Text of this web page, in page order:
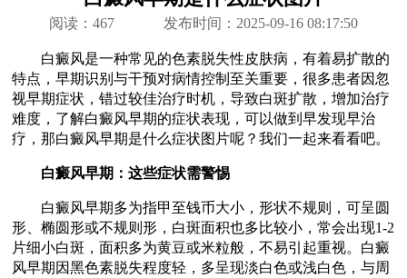
阅读： 467 发布时间：2025-09-16 08:17:50
白癜风是一种常见的色素脱失性皮肤病，有着易扩散的
特点，早期识别与干预对病情控制至关重要，很多患者因忽
视早期症状，错过较佳治疗时机，导致白斑扩散，增加治疗
难度，了解白癜风早期的症状表现，可以做到早发现早治
疗，那白癜风早期是什么症状图片呢？我们一起来看看吧。
白癜风早期：这些症状需警惕
白癜风早期多为指甲至钱币大小，形状不规则，可呈圆
形、椭圆形或不规则形，白斑面积也多比较小，常会出现1-2
片细小白斑，面积多为黄豆或米粒般，不易引起重视。白癜
风早期因黑色素脱失程度轻，多呈现淡白色或浅白色，与周